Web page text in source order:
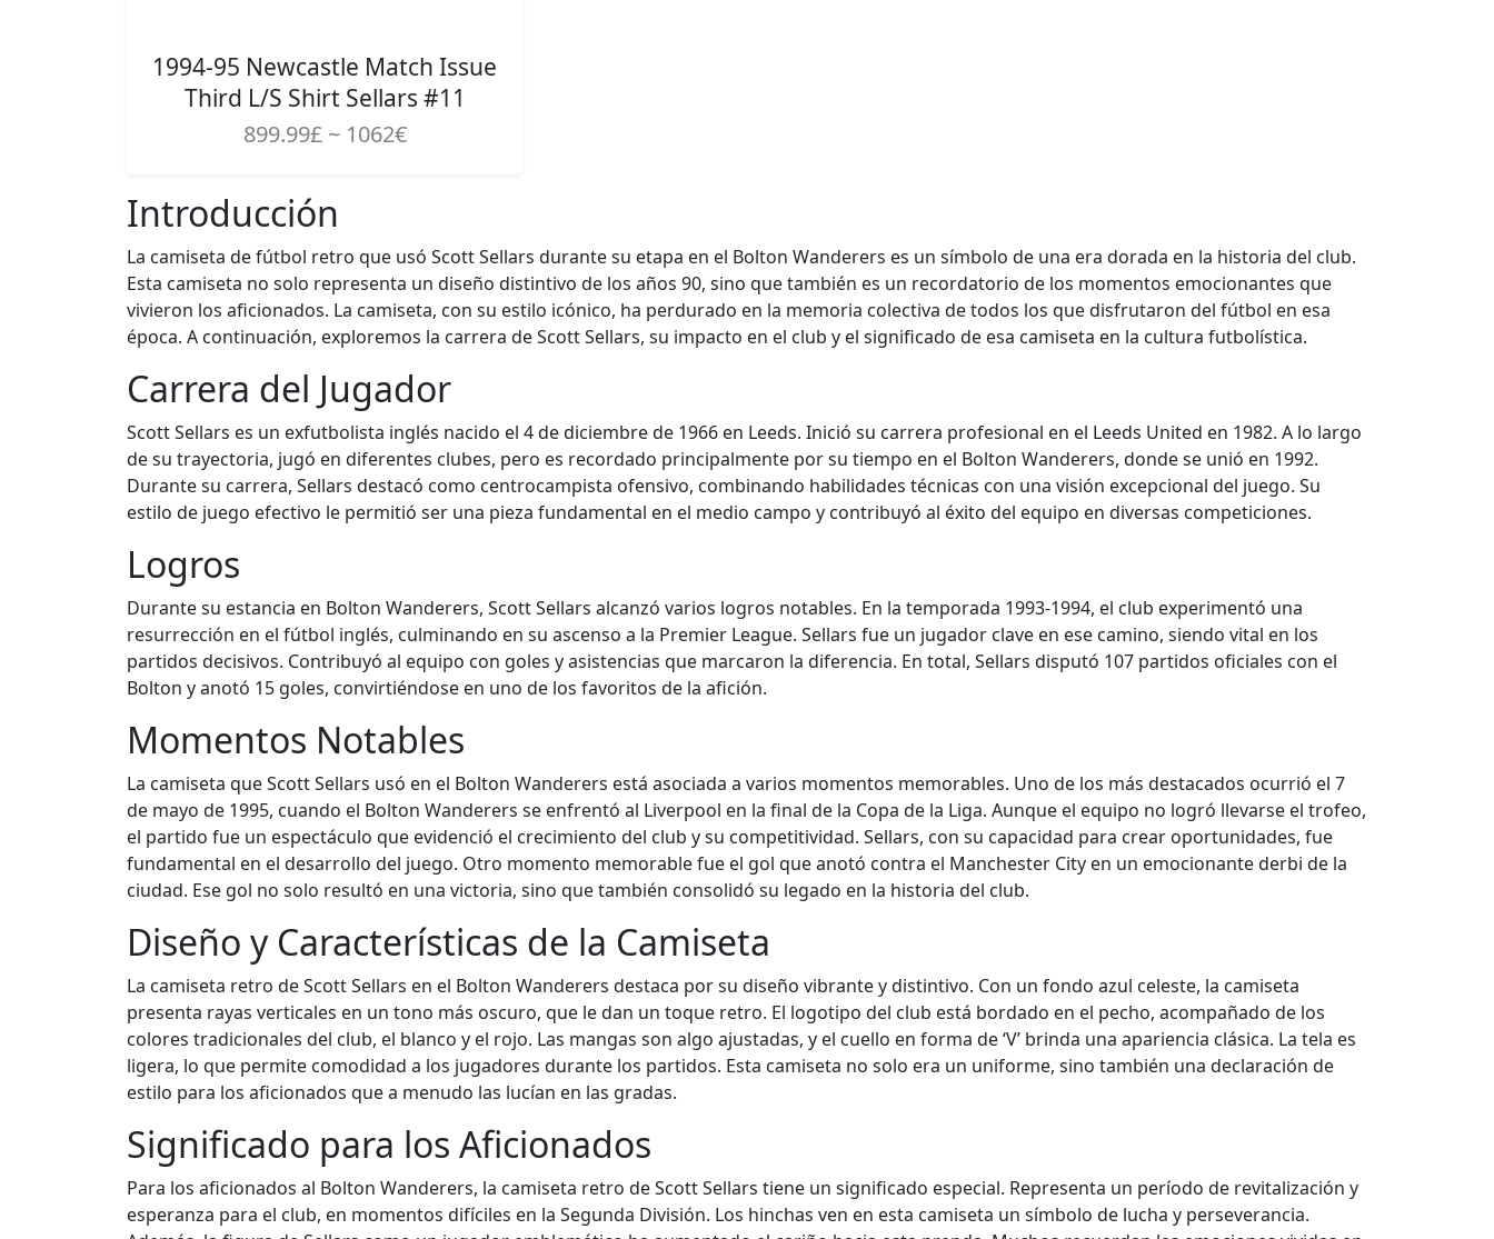
1994-95 Newcastle Match Issue
Third L/S Shirt Sellars #11
899.99£ ~ 1062€
Introducción
La camiseta de fútbol retro que usó Scott Sellars durante su etapa en el Bolton Wanderers es un símbolo de una era dorada en la historia del club.
Esta camiseta no solo representa un diseño distintivo de los años 90, sino que también es un recordatorio de los momentos emocionantes que
vivieron los aficionados. La camiseta, con su estilo icónico, ha perdurado en la memoria colectiva de todos los que disfrutaron del fútbol en esa
época. A continuación, exploremos la carrera de Scott Sellars, su impacto en el club y el significado de esa camiseta en la cultura futbolística.
Carrera del Jugador
Scott Sellars es un exfutbolista inglés nacido el 4 de diciembre de 1966 en Leeds. Inició su carrera profesional en el Leeds United en 1982. A lo largo
de su trayectoria, jugó en diferentes clubes, pero es recordado principalmente por su tiempo en el Bolton Wanderers, donde se unió en 1992.
Durante su carrera, Sellars destacó como centrocampista ofensivo, combinando habilidades técnicas con una visión excepcional del juego. Su
estilo de juego efectivo le permitió ser una pieza fundamental en el medio campo y contribuyó al éxito del equipo en diversas competiciones.
Logros
Durante su estancia en Bolton Wanderers, Scott Sellars alcanzó varios logros notables. En la temporada 1993-1994, el club experimentó una
resurrección en el fútbol inglés, culminando en su ascenso a la Premier League. Sellars fue un jugador clave en ese camino, siendo vital en los
partidos decisivos. Contribuyó al equipo con goles y asistencias que marcaron la diferencia. En total, Sellars disputó 107 partidos oficiales con el
Bolton y anotó 15 goles, convirtiéndose en uno de los favoritos de la afición.
Momentos Notables
La camiseta que Scott Sellars usó en el Bolton Wanderers está asociada a varios momentos memorables. Uno de los más destacados ocurrió el 7
de mayo de 1995, cuando el Bolton Wanderers se enfrentó al Liverpool en la final de la Copa de la Liga. Aunque el equipo no logró llevarse el trofeo,
el partido fue un espectáculo que evidenció el crecimiento del club y su competitividad. Sellars, con su capacidad para crear oportunidades, fue
fundamental en el desarrollo del juego. Otro momento memorable fue el gol que anotó contra el Manchester City en un emocionante derbi de la
ciudad. Ese gol no solo resultó en una victoria, sino que también consolidó su legado en la historia del club.
Diseño y Características de la Camiseta
La camiseta retro de Scott Sellars en el Bolton Wanderers destaca por su diseño vibrante y distintivo. Con un fondo azul celeste, la camiseta
presenta rayas verticales en un tono más oscuro, que le dan un toque retro. El logotipo del club está bordado en el pecho, acompañado de los
colores tradicionales del club, el blanco y el rojo. Las mangas son algo ajustadas, y el cuello en forma de ‘V’ brinda una apariencia clásica. La tela es
ligera, lo que permite comodidad a los jugadores durante los partidos. Esta camiseta no solo era un uniforme, sino también una declaración de
estilo para los aficionados que a menudo las lucían en las gradas.
Significado para los Aficionados
Para los aficionados al Bolton Wanderers, la camiseta retro de Scott Sellars tiene un significado especial. Representa un período de revitalización y
esperanza para el club, en momentos difíciles en la Segunda División. Los hinchas ven en esta camiseta un símbolo de lucha y perseverancia.